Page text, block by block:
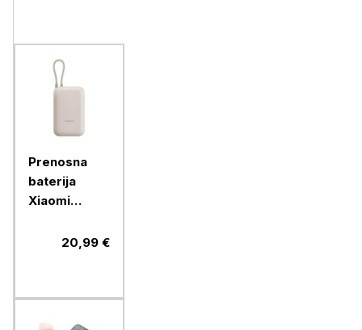
Prenosna
baterija
Xiaomi
max 22,5W
20,99 €